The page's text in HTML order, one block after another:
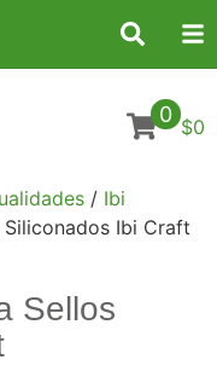
0 $0
/ Ibi
Ibi Craft
Sellos